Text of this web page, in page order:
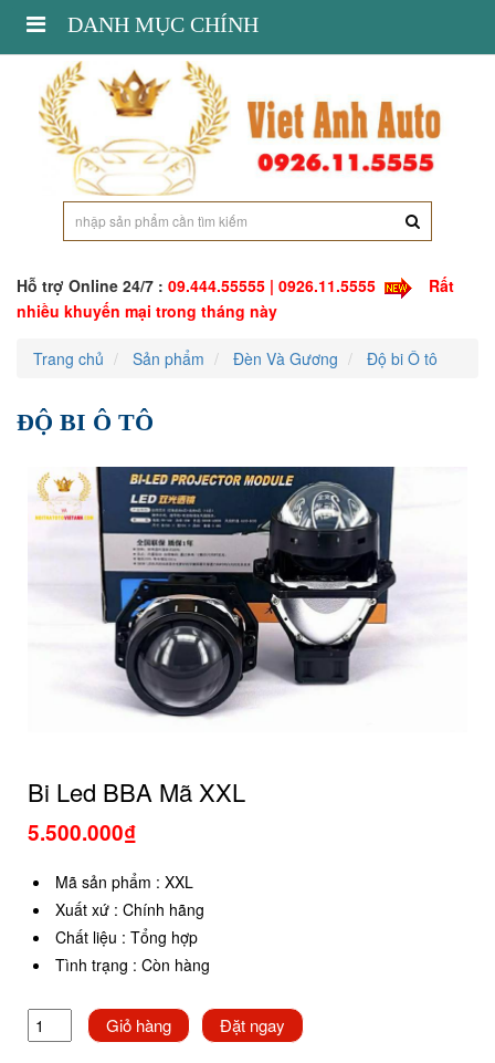
Hỗ trợ Online 24/7 : 09.444.55555 | 0926.11.5555
Rất
nhiều khuyến mại trong tháng này
Toggle
DANH MỤC CHÍNH
Trang chủ Sản phẩm Đèn Và Gương Độ bi Ô tô
ĐỘ BI Ô TÔ
Bi Led BBA Mã XXL
5.500.000₫
Mã sản phẩm : XXL
Xuất xứ : Chính hãng
Chất liệu : Tổng hợp
Tình trạng : Còn hàng
Giỏ hàng Đặt ngay